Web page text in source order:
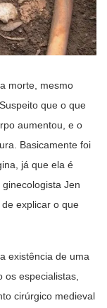
morte, mesmo
que o que
aumentou, e o
Basicamente foi
já que ela é
Jen
explicar o que
existência de uma
especialistas,
cirúrgico medieval